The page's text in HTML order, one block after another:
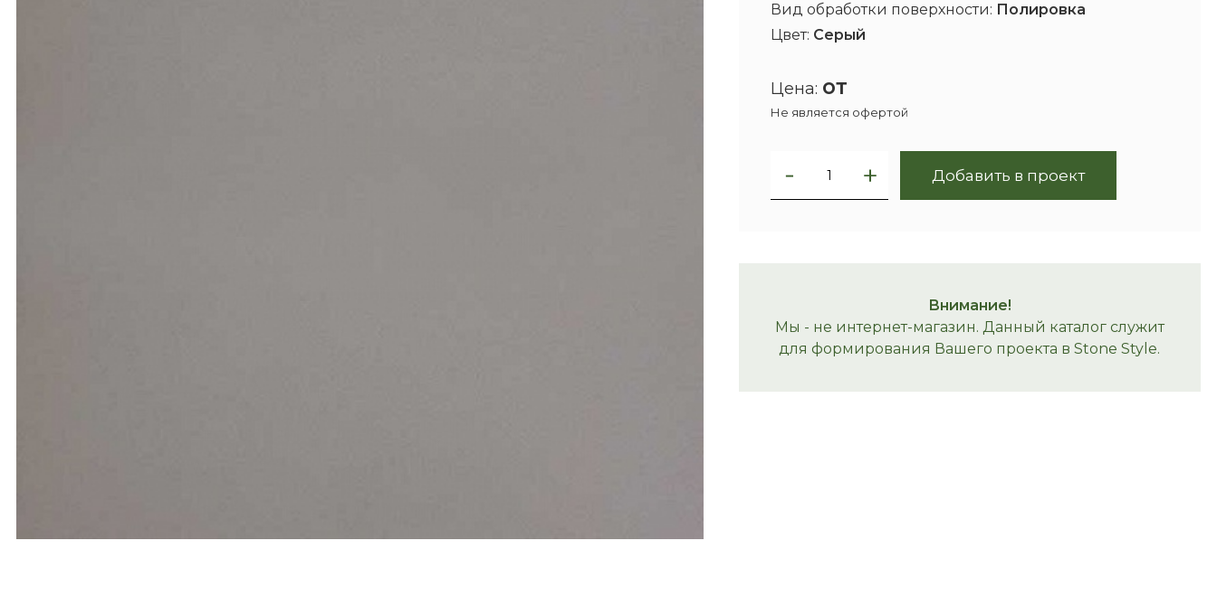
Вид обработки поверхности: Полировка
Цвет: Серый
Цена: от
Не является офертой
Добавить в проект
Внимание!
Мы - не интернет-магазин. Данный каталог служит
для формирования Вашего проекта в Stone Style.